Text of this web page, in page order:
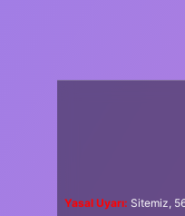
Yasal Uyarı: Sitemiz,